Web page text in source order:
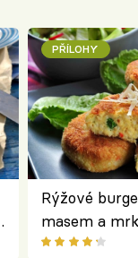
PŘÍLOHY
Rýžové
masem a
salátem –